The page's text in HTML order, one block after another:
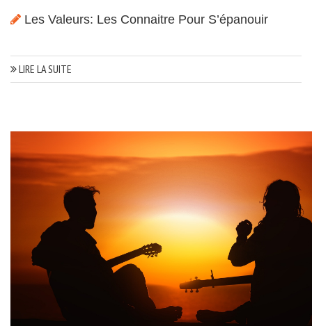
Les Valeurs: Les Connaitre Pour S’épanouir
LIRE LA SUITE